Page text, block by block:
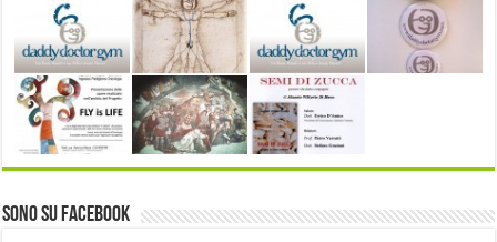
Sono su Facebook